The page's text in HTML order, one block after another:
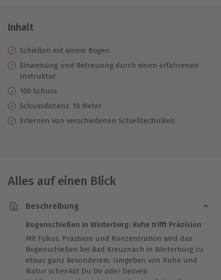
3 Jahre gültig & verlängerbar.
Inhalt
Schießen mit einem Bogen
Einweisung und Betreuung durch einen erfahrenen
Instruktor
100 Schuss
Schussdistanz: 10 Meter
Erlernen von verschiedenen Schießtechniken
Alles auf einen Blick
Beschreibung
Bogenschießen in Winterburg: Ruhe trifft Präzision
Mit Fokus, Präzision und Konzentration wird das
Bogenschießen bei Bad Kreuznach in Winterburg zu
etwas ganz Besonderem. Umgeben von Ruhe und
Natur schenkst Du Dir oder Deinem